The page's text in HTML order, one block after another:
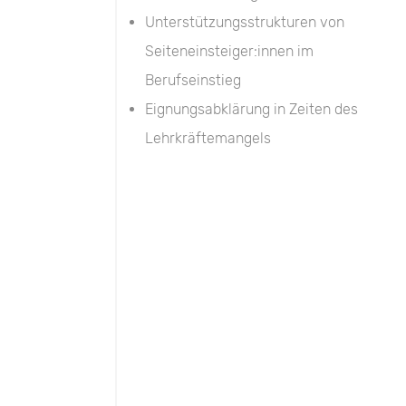
Unterstützungsstrukturen von
Seiteneinsteiger:innen im
Berufseinstieg
Eignungsabklärung in Zeiten des
Lehrkräftemangels